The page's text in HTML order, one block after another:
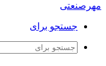
مهرصنعتی
جستجو برای